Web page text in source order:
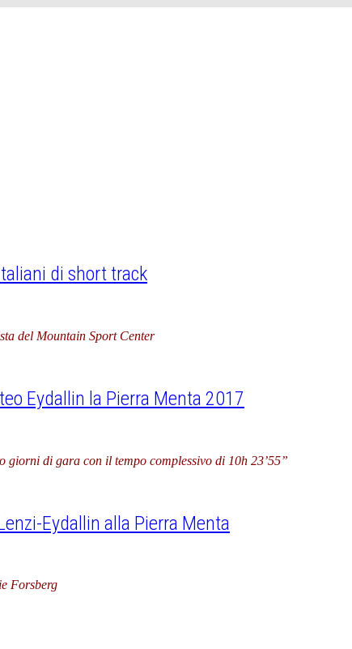
di short track
del Mountain Sport Center
Eydallin la Pierra Menta 2017
giorni di gara con il tempo complessivo di 10h 23’55”
Eydallin alla Pierra Menta
Forsberg